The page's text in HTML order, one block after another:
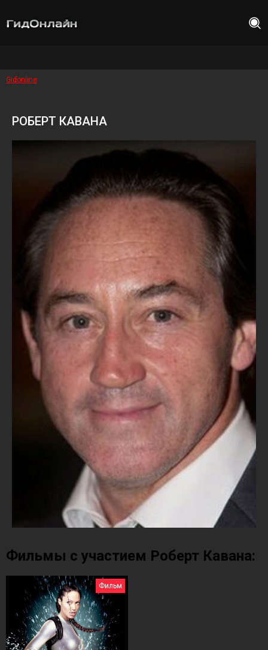
Gidonline
РОБЕРТ КАВАНА
Фильмы с участием Роберт Кавана:
Фильм